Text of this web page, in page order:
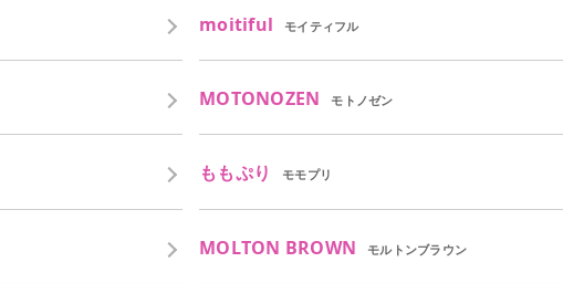
moitiful モイティフル
MOTONOZEN モトノゼン
ももぷり モモプリ
MOLTON BROWN モルトンブラウン